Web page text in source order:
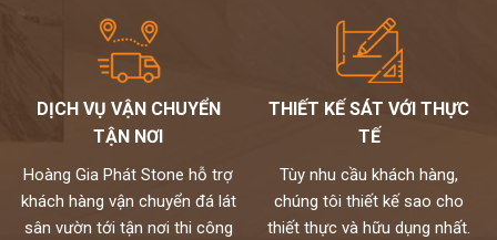
kho đá hoàng gia phát là nhà phân phối và thi công đá tự nhiên
chuyên nghiệp. Hiện nay, chúng tôi đang sở hữu bộ sưu tập
tranh đá tự nhiên ốp tường cao cấp với nhiều mẫu mã độc đáo
và kích thước đa dạng. Toàn bộ đều được nhập khẩu trực tiếp từ
các nhà cung cấp hàng đầu thế giới và kiểm định kỹ lưỡng theo
một quy trình chuyên nghiệp.
Mọi nhu cầu, xin vui lòng liên hệ Hotline 0972101656 -
DỊCH VỤ VẬN CHUYỂN
TẬN NƠI
Hoàng Gia Phát Stone hỗ trợ
khách hàng vận chuyển đá lát
sân vườn tới tận nơi thi công
THIẾT KẾ SÁT VỚI THỰC
TẾ
Tùy nhu cầu khách hàng,
chúng tôi thiết kế sao cho
thiết thực và hữu dụng nhất.